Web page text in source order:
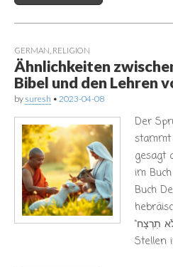
GERMAN RELIGION
Ähnlichkeiten
Bibel und den Lehren
by suresh • 2023-04-08
Der
stammt
gesagt
im
Buch
“לֹא תִרְצָח” (lo tirtsach). Es gibt auch
Stellen